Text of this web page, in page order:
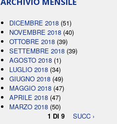
DICEMBRE 2018 (51)
NOVEMBRE 2018 (40)
OTTOBRE 2018 (39)
SETTEMBRE 2018 (39)
AGOSTO 2018 (1)
LUGLIO 2018 (34)
GIUGNO 2018 (49)
MAGGIO 2018 (47)
APRILE 2018 (47)
MARZO 2018 (50)
1 DI 9
SUCC ›